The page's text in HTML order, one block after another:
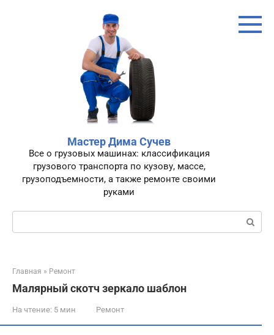
Мастер Дима Сучев
Все о грузовых машинах: классификация
грузового транспорта по кузову, массе,
грузоподъемности, а также ремонте своими
руками
Поиск:
Главная » Ремонт
Малярный скотч зеркало шаблон
На чтение: 5 мин Ремонт